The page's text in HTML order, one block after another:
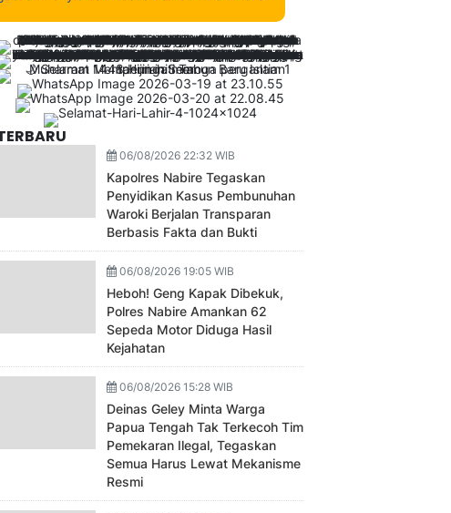
06/08/2026 22:32 WIB
Kapolres Nabire Tegaskan
Penyidikan Kasus Pembunuhan
Waroki Berjalan Transparan
Berbasis Fakta dan Bukti
06/08/2026 19:05 WIB
Heboh! Geng Kapak Dibekuk,
Polres Nabire Amankan 62
Sepeda Motor Diduga Hasil
Kejahatan
06/08/2026 15:28 WIB
Deinas Geley Minta Warga
Papua Tengah Tak Terkecoh Tim
Pemekaran Ilegal, Tegaskan
Semua Harus Lewat Mekanisme
Resmi